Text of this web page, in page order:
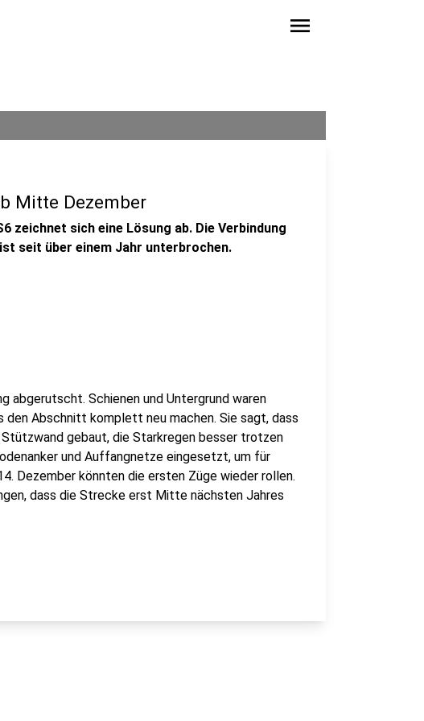
menu
Mitte Dezember
zeichnet sich eine Lösung ab. Die Verbindung
seit über einem Jahr unterbrochen.
abgerutscht. Schienen und Untergrund waren
den Abschnitt komplett neu machen. Sie sagt, dass
gebaut, die Starkregen besser trotzen
und Auffangnetze eingesetzt, um für
Dezember könnten die ersten Züge wieder rollen.
dass die Strecke erst Mitte nächsten Jahres